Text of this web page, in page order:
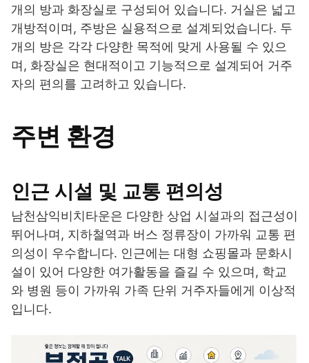
개의 방과 화장실로 구성되어 있습니다. 거실은 넓고
개방적이며, 주방은 실용적으로 설계되었습니다. 두
개의 방은 각각 다양한 목적에 맞게 사용될 수 있으
며, 화장실은 현대적이고 기능적으로 설계되어 거주
자의 편의를 고려하고 있습니다.
주변 환경
인근 시설 및 교통 편의성
남천삼익비치타운은 다양한 상업 시설과의 접근성이
뛰어나며, 지하철역과 버스 정류장이 가까워 교통 편
의성이 우수합니다. 인근에는 대형 쇼핑몰과 문화시
설이 있어 다양한 여가활동을 즐길 수 있으며, 학교
와 병원 등이 가까워 가족 단위 거주자들에게 이상적
입니다.